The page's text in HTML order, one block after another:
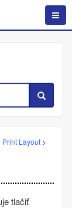
Print Layout>
tlačiť